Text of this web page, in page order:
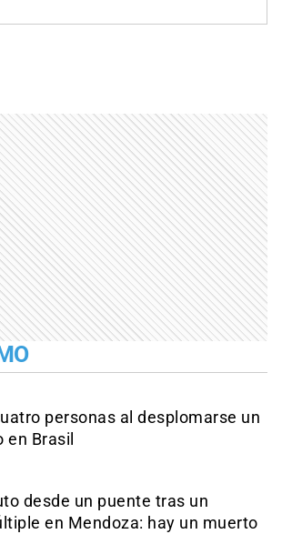
personas al desplomarse un
en Brasil
desde un puente tras un
en Mendoza: hay un muerto